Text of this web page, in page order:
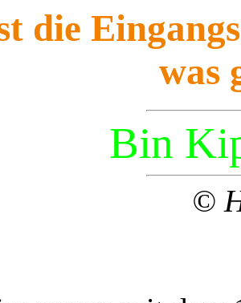
die
was
Bin
©